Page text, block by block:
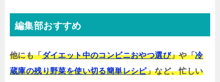
編集部おすすめ
他にも「ダイエット中のコンビニおやつ選び」や「冷
蔵庫の残り野菜を使い切る簡単レシピ」など、忙しい